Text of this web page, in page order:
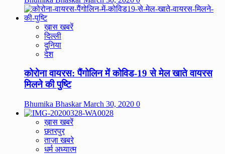
ख़ास खबरें
दिल्ली
दुनिया
देश
कोरोना वायरस: पैंगोलिन में कोविड-19 से मेल खाते वायरस
मिलने की पुष्टि
Bhumika BhaskarMarch 30, 2020 0
ख़ास खबरें
छतरपुर
ताज़ा खबरे
धर्म अध्यात्म